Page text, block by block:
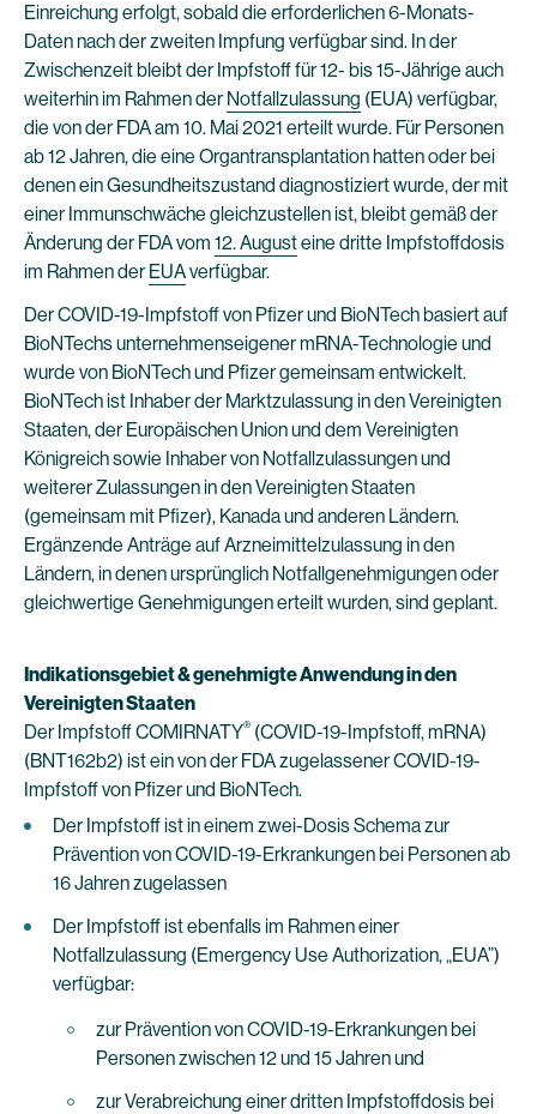
Einreichung erfolgt, sobald die erforderlichen 6-Monats-
Daten nach der zweiten Impfung verfügbar sind. In der
Zwischenzeit bleibt der Impfstoff für 12- bis 15-Jährige auch
weiterhin im Rahmen derNotfallzulassung (EUA) verfügbar,
die von der FDA am 10. Mai 2021 erteilt wurde. Für Personen
ab 12 Jahren, die eine Organtransplantation hatten oder bei
denen ein Gesundheitszustand diagnostiziert wurde, der mit
einer Immunschwäche gleichzustellen ist, bleibt gemäß der
Änderung der FDA vom 12. Augusteine dritte Impfstoffdosis
im Rahmen derEUAverfügbar.
Der COVID-19-Impfstoff von Pfizer und BioNTech basiert auf
BioNTechs unternehmenseigener mRNA-Technologie und
wurde von BioNTech und Pfizer gemeinsam entwickelt.
BioNTech ist Inhaber der Marktzulassung in den Vereinigten
Staaten, der Europäischen Union und dem Vereinigten
Königreich sowie Inhaber von Notfallzulassungen und
weiterer Zulassungen in den Vereinigten Staaten
(gemeinsam mit Pfizer), Kanada und anderen Ländern.
Ergänzende Anträge auf Arzneimittelzulassung in den
Ländern, in denen ursprünglich Notfallgenehmigungen oder
gleichwertige Genehmigungen erteilt wurden, sind geplant.
Indikationsgebiet & genehmigte Anwendung in den
Vereinigten Staaten
Der Impfstoff COMIRNATY® (COVID-19-Impfstoff, mRNA)
(BNT162b2) ist ein von der FDA zugelassener COVID-19-
Impfstoff von Pfizer und BioNTech.
Der Impfstoff ist in einem zwei-Dosis Schema zur
Prävention von COVID-19-Erkrankungen bei Personen ab
16 Jahren zugelassen
Der Impfstoff ist ebenfalls im Rahmen einer
Notfallzulassung (Emergency Use Authorization, „EUA”)
verfügbar:
zur Prävention von COVID-19-Erkrankungen bei
Personen zwischen 12 und 15 Jahren und
zur Verabreichung einer dritten Impfstoffdosis bei